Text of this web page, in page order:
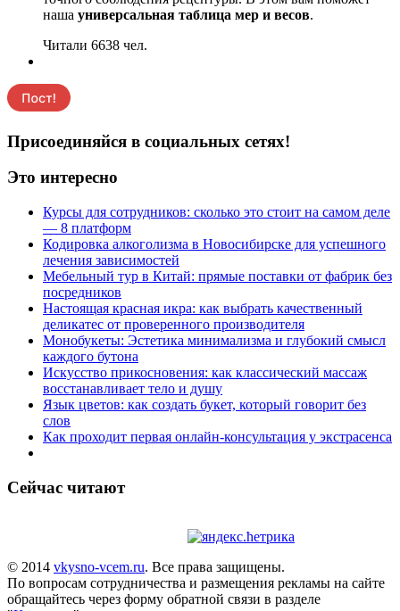
наша универсальная таблица мер и весов.
Читали 6638 чел.
Присоединяйся в социальных сетях!
Это интересно
Курсы для сотрудников: сколько это стоит на самом деле
— 8 платформ
Кодировка алкоголизма в Новосибирске для успешного
лечения зависимостей
Мебельный тур в Китай: прямые поставки от фабрик без
посредников
Настоящая красная икра: как выбрать качественный
деликатес от проверенного производителя
Монобукеты: Эстетика минимализма и глубокий смысл
каждого бутона
Искусство прикосновения: как классический массаж
восстанавливает тело и душу
Язык цветов: как создать букет, который говорит без
слов
Как проходит первая онлайн-консультация у экстрасенса
Сейчас читают
© 2014 vkysno-vcem.ru. Все права защищены.
По вопросам сотрудничества и размещения рекламы на сайте
обращайтесь через форму обратной связи в разделе